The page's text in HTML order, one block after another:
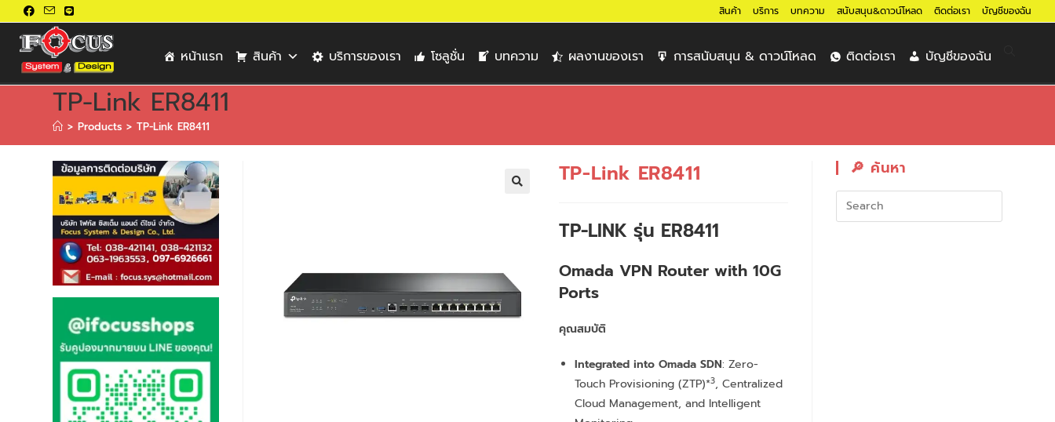
สินค้า บริการ บทความ สนับสนุน&ดาวน์โหลด ติดต่อเรา บัญชีของฉัน
หน้าแรก สินค้า บริการของเรา โซลูชั่น บทความ ผลงานของเรา การสนับสนุน & ดาวน์โหลด ติดต่อเรา บัญชีของฉัน
TP-Link ER8411
> Products > TP-Link ER8411
TP-Link ER8411
TP-LINK รุ่น ER8411
Omada VPN Router with 10G
Ports
คุณสมบัติ
Integrated into Omada SDN: Zero-
Touch Provisioning (ZTP)*3, Centralized
Cloud Management, and Intelligent
🔎︎ ค้นหา